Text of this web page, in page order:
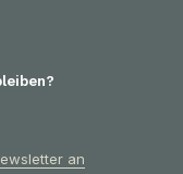
an